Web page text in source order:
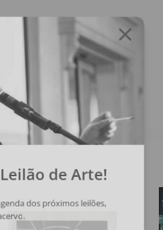
de Arte!
dos próximos leilões,